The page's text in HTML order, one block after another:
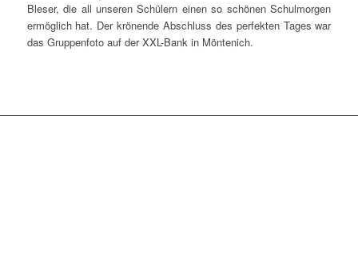
Ble­ser, die all unse­ren Schü­lern einen so schö­nen Schul­mor­gen
ermög­lich hat. Der krö­nen­de Abschluss des per­fek­ten Tages war
das Grup­pen­fo­to auf der XXL-Bank in Möntenich.